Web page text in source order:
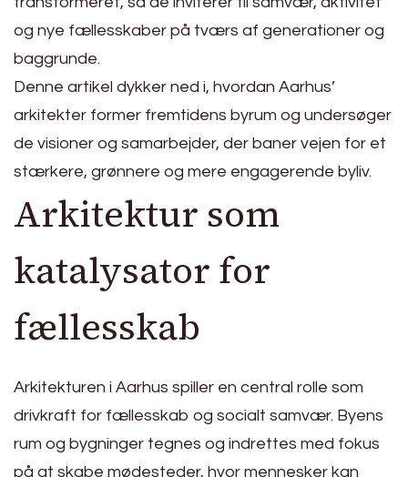
og nye fællesskaber på tværs af generationer og
baggrunde.
Denne artikel dykker ned i, hvordan Aarhus’
arkitekter former fremtidens byrum og undersøger
de visioner og samarbejder, der baner vejen for et
stærkere, grønnere og mere engagerende byliv.
Arkitektur som
katalysator for
fællesskab
Arkitekturen i Aarhus spiller en central rolle som
drivkraft for fællesskab og socialt samvær. Byens
rum og bygninger tegnes og indrettes med fokus
på at skabe mødesteder, hvor mennesker kan